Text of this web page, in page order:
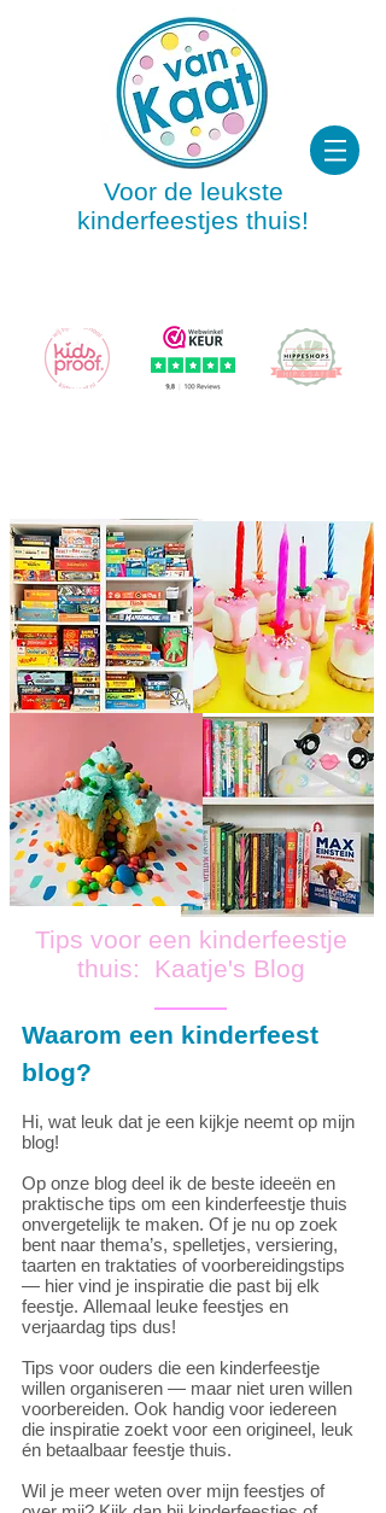
Voor de leukste
kinderfeestjes thuis!
Tips voor een kinderfeestje
thuis: Kaatje's Blog
Waarom een kinderfeest
blog?
Hi, wat leuk dat je een kijkje neemt op mijn
blog!
Op onze blog deel ik de beste ideeën en
praktische tips om een kinderfeestje thuis
onvergetelijk te maken. Of je nu op zoek
bent naar thema’s, spelletjes, versiering,
taarten en traktaties of voorbereidingstips
— hier vind je inspiratie die past bij elk
feestje. Allemaal leuke feestjes en
verjaardag tips dus!
Tips voor ouders die een kinderfeestje
willen organiseren — maar niet uren willen
voorbereiden. Ook handig voor iedereen
die inspiratie zoekt voor een origineel, leuk
én betaalbaar feestje thuis.
Wil je meer weten over mijn feestjes of